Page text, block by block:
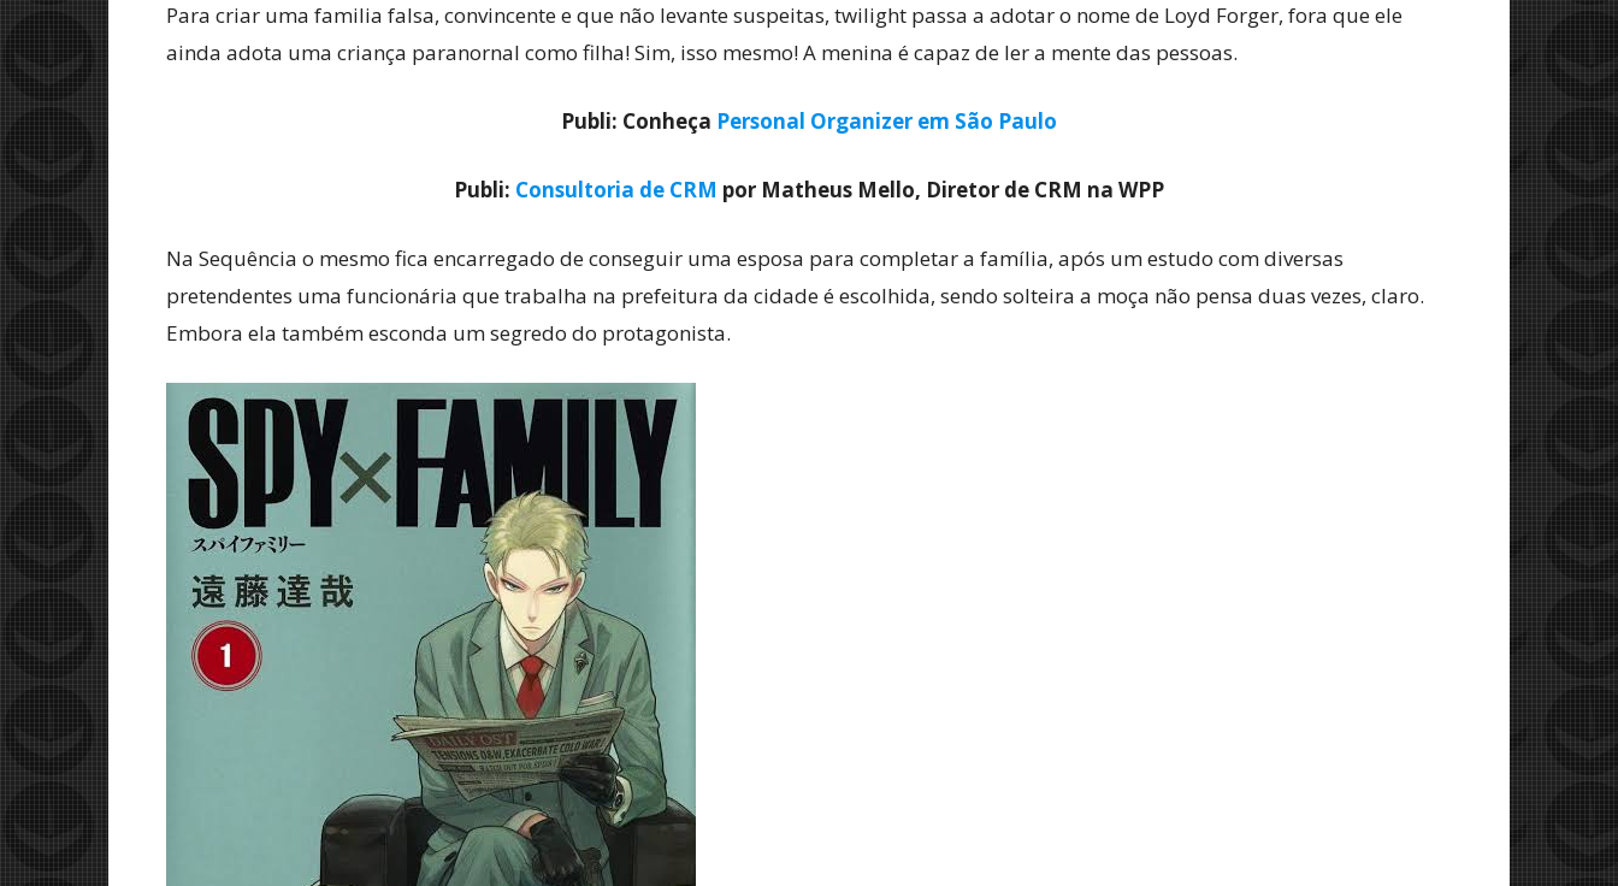
Cultura
Pop!
Para criar uma familia falsa, convincente e que não levante suspeitas, twilight passa a adotar o nome de Loyd Forger, fora que ele
ainda adota uma criança paranornal como filha! Sim, isso mesmo! A menina é capaz de ler a mente das pessoas.
Publi: Conheça Personal Organizer em São Paulo
Publi: Consultoria de CRM por Matheus Mello, Diretor de CRM na WPP
Na Sequência o mesmo fica encarregado de conseguir uma esposa para completar a família, após um estudo com diversas
pretendentes uma funcionária que trabalha na prefeitura da cidade é escolhida, sendo solteira a moça não pensa duas vezes, claro.
Embora ela também esconda um segredo do protagonista.